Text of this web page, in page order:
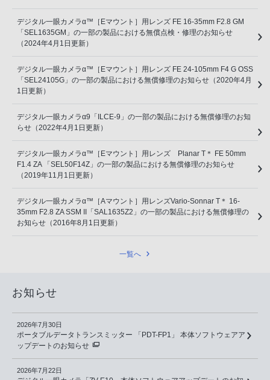
デジタル一眼カメラα™［Eマウント］用レンズ FE 16-35mm F2.8 GM
「SEL1635GM」の一部の製品における無償点検・修理のお知らせ
（2024年4月1日更新）
デジタル一眼カメラα™［Eマウント］用レンズ FE 24-105mm F4 G OSS
「SEL24105G」の一部の製品における無償修理のお知らせ（2020年4月
1日更新）
デジタル一眼カメラα9「ILCE-9」の一部の製品における無償修理のお知
らせ（2022年4月1日更新）
デジタル一眼カメラα™［Eマウント］用レンズ Planar T＊ FE 50mm
F1.4 ZA 「SEL50F14Z」の一部の製品における無償修理のお知らせ
（2019年11月1日更新）
デジタル一眼カメラα™［Aマウント］用レンズVario-Sonnar T＊ 16-
35mm F2.8 ZA SSM II「SAL1635Z2」の一部の製品における無償修理の
お知らせ（2016年8月1日更新）
一覧へ
お知らせ
2026年7月30日
ポータブルデータトランスミッター 「PDT-FP1」 本体ソフトウェアア
ップデートのお知らせ
2026年7月22日